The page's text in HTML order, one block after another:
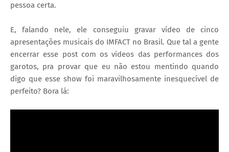
pessoa certa.
E, falando nele, ele conseguiu gravar vídeo de cinco
apresentações musicais do IMFACT no Brasil. Que tal a gente
encerrar esse post com os vídeos das performances dos
garotos, pra provar que eu não estou mentindo quando
digo que esse show foi maravilhosamente inesquecível de
perfeito? Bora lá: